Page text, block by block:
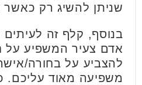
שניתן להשיג רק כאשר
בנוסף, קלף זה
אדם צעיר המשפיע על
להצביע על בחורה/
משפיעה מאוד עליכם.